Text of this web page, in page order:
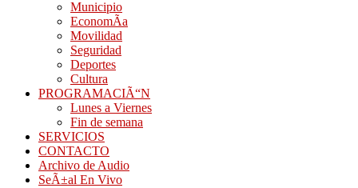
Municipio
EconomÃ­a
Movilidad
Seguridad
Deportes
Cultura
PROGRAMACIÃ“N
Lunes a Viernes
Fin de semana
SERVICIOS
CONTACTO
Archivo de Audio
SeÃ±al En Vivo